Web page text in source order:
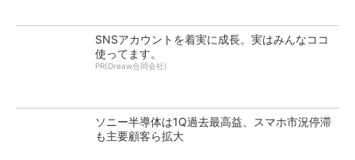
SNSアカウントを着実に成長。実はみんなココ
使ってます。
PR(Dreaw合同会社)
ソニー半導体は1Q過去最高益、スマホ市況停滞
も主要顧客ら拡大